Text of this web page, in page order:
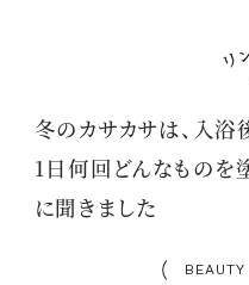
冬のカサカサは、入
1日何回どんなものを
に聞きました
BEAUTY